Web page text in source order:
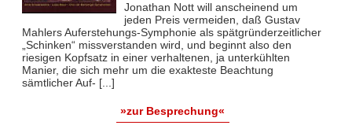
Jonathan Nott will anscheinend um
jeden Preis vermeiden, daß Gustav
Mahlers Auferstehungs-Symphonie als spätgründerzeitlicher
„Schinken“ missverstanden wird, und beginnt also den
riesigen Kopfsatz in einer verhaltenen, ja unterkühlten
Manier, die sich mehr um die exakteste Beachtung
sämtlicher Auf- [...]
»zur Besprechung«